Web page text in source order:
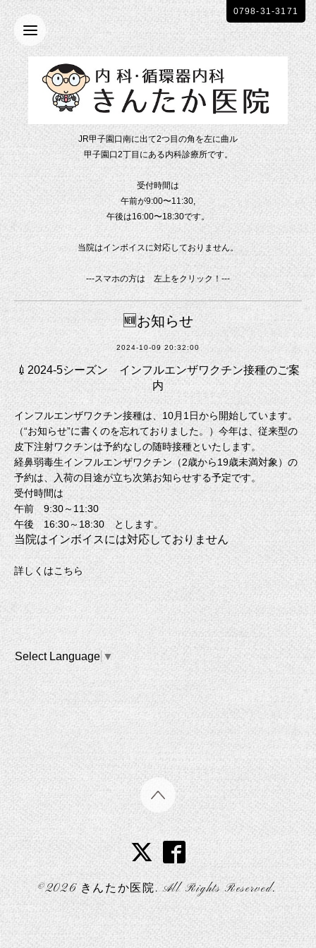
JR甲子園口南に出て2つ目の角を左に曲ル
甲子園口2丁目にある内科診療所です。
受付時間は
午前が9:00〜11:30,
午後は16:00〜18:30です。
当院はインボイスに対応しておりません。
---スマホの方は 左上をクリック！---
0798-31-3171
🆕お知らせ
2024-10-09 20:32:00
💉2024-5シーズン インフルエンザワクチン接種のご案
内
インフルエンザワクチン接種は、10月1日から開始しています。
（“お知らせ”に書くのを忘れておりました。）今年は、従来型の
皮下注射ワクチンは予約なしの随時接種といたします。
経鼻弱毒生インフルエンザワクチン（2歳から19歳未満対象）の
予約は、入荷の目途が立ち次第お知らせする予定です。
受付時間は
午前 9:30～11:30
午後 16:30～18:30 とします。
当院はインボイスには対応しておりません
詳しくはこちら
Select Language ▼
©2026 きんたか医院. All Rights Reserved.